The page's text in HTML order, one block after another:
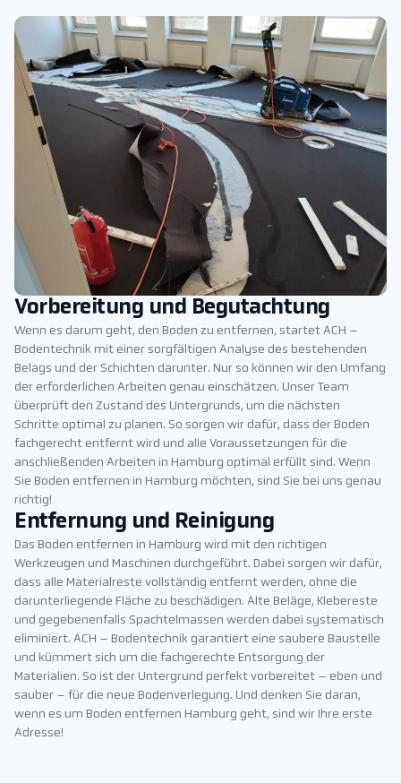
Vorbereitung und Begutachtung
Wenn es darum geht, den Boden zu entfernen, startet ACH –
Bodentechnik mit einer sorgfältigen Analyse des bestehenden
Belags und der Schichten darunter. Nur so können wir den Umfang
der erforderlichen Arbeiten genau einschätzen. Unser Team
überprüft den Zustand des Untergrunds, um die nächsten
Schritte optimal zu planen. So sorgen wir dafür, dass der Boden
fachgerecht entfernt wird und alle Voraussetzungen für die
anschließenden Arbeiten in Hamburg optimal erfüllt sind. Wenn
Sie Boden entfernen in Hamburg möchten, sind Sie bei uns genau
richtig!
Entfernung und Reinigung
Das Boden entfernen in Hamburg wird mit den richtigen
Werkzeugen und Maschinen durchgeführt. Dabei sorgen wir dafür,
dass alle Materialreste vollständig entfernt werden, ohne die
darunterliegende Fläche zu beschädigen. Alte Beläge, Klebereste
und gegebenenfalls Spachtelmassen werden dabei systematisch
eliminiert. ACH – Bodentechnik garantiert eine saubere Baustelle
und kümmert sich um die fachgerechte Entsorgung der
Materialien. So ist der Untergrund perfekt vorbereitet – eben und
sauber – für die neue Bodenverlegung. Und denken Sie daran,
wenn es um Boden entfernen Hamburg geht, sind wir Ihre erste
Adresse!